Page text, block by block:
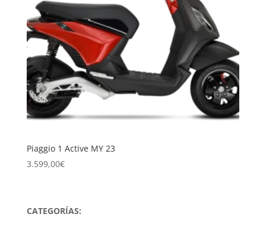
Piaggio 1 Active MY 23
3.599,00€
CATEGORÍAS: